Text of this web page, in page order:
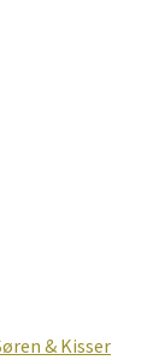
& Kisser